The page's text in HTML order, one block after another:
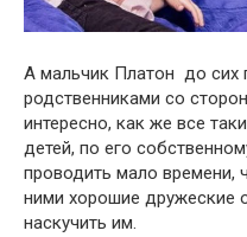
А мальчик Платон до сих
родственниками со
интересно, как же все
детей, по его
проводить мало времени,
ними хорошие дружеские
наскучить им.